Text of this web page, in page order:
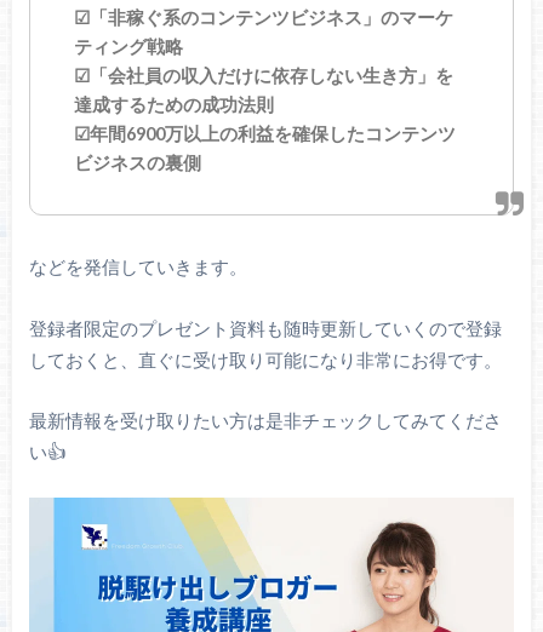
☑「非稼ぐ系のコンテンツビジネス」のマーケ
ティング戦略
☑「会社員の収入だけに依存しない生き方」を
達成するための成功法則
☑年間6900万以上の利益を確保したコンテンツ
ビジネスの裏側
などを発信していきます。
登録者限定のプレゼント資料も随時更新していくので登録
しておくと、直ぐに受け取り可能になり非常にお得です。
最新情報を受け取りたい方は是非チェックしてみてくださ
い👍